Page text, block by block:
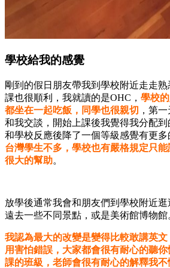
學校給我的感覺
剛到的假日朋友帶我到學校附近走走
課也很順利，我就讀的是OHC， 學校
都坐在一起吃飯，同學也很親切 ，第
和我交談，開始上課後我覺得我分配到
和學校反應後降了一個等級感覺有更多
台灣學生不多，學校也有嚴格規定只
很大的幫助。
放學後通常我會和朋友們到學校附近
遠去一些不同景點，或是美術館博物館
我認為最大的改變是變得比較敢講英
用害怕錯誤，大家都會很有耐心的聽你
課的班級，老師會很有耐心的解釋我